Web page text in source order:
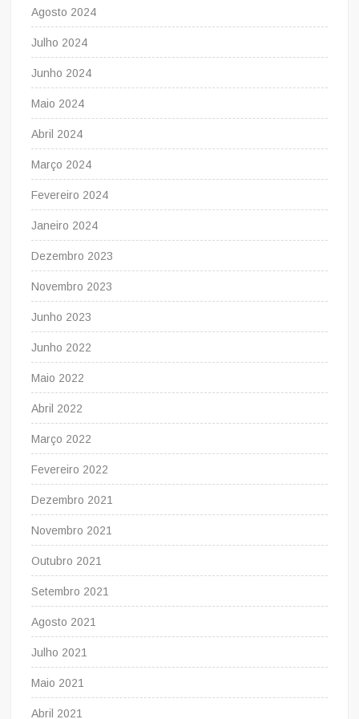
Agosto 2024
Julho 2024
Junho 2024
Maio 2024
Abril 2024
Março 2024
Fevereiro 2024
Janeiro 2024
Dezembro 2023
Novembro 2023
Junho 2023
Junho 2022
Maio 2022
Abril 2022
Março 2022
Fevereiro 2022
Dezembro 2021
Novembro 2021
Outubro 2021
Setembro 2021
Agosto 2021
Julho 2021
Maio 2021
Abril 2021